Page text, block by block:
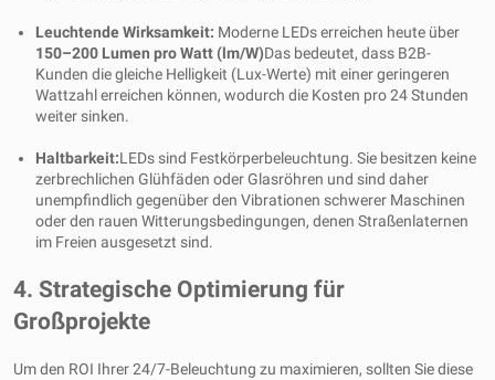
Leuchtende Wirksamkeit: Moderne LEDs erreichen heute über
150–200 Lumen pro Watt (lm/W)Das bedeutet, dass B2B-
Kunden die gleiche Helligkeit (Lux-Werte) mit einer geringeren
Wattzahl erreichen können, wodurch die Kosten pro 24 Stunden
weiter sinken.
Haltbarkeit:LEDs sind Festkörperbeleuchtung. Sie besitzen keine
zerbrechlichen Glühfäden oder Glasröhren und sind daher
unempfindlich gegenüber den Vibrationen schwerer Maschinen
oder den rauen Witterungsbedingungen, denen Straßenlaternen
im Freien ausgesetzt sind.
4. Strategische Optimierung für
Großprojekte
Um den ROI Ihrer 24/7-Beleuchtung zu maximieren, sollten Sie diese